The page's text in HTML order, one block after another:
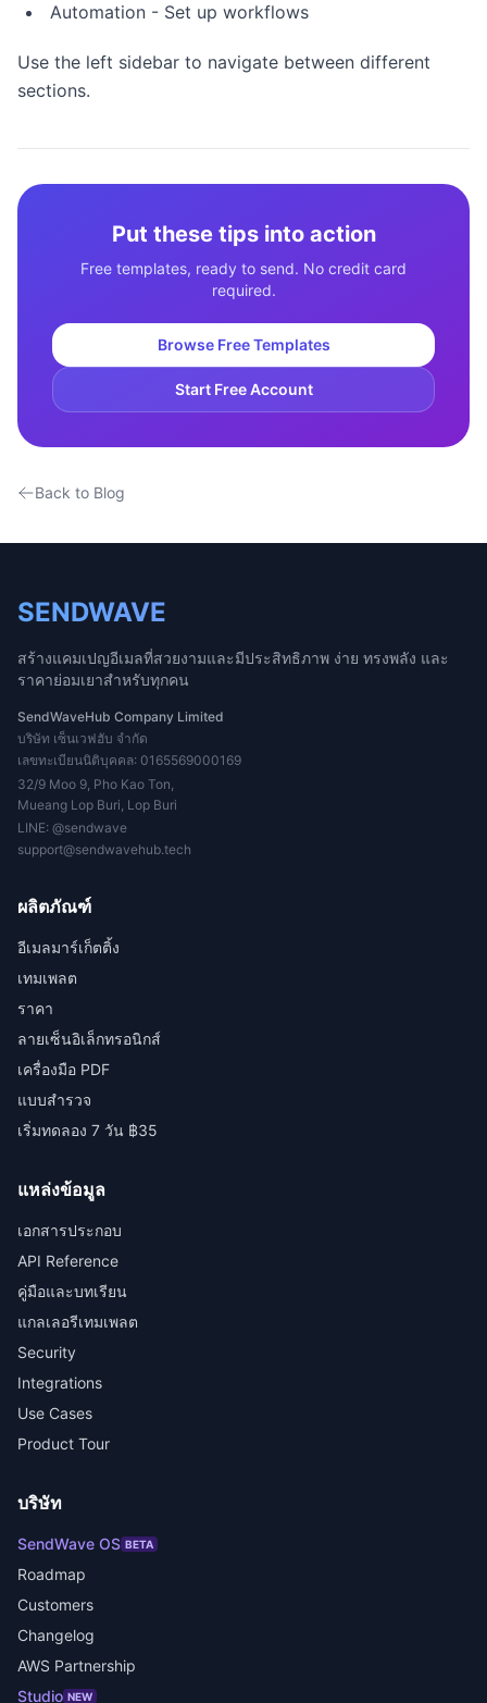
Automation - Set up workflows
Use the left sidebar to navigate between different
sections.
Put these tips into action
Free templates, ready to send. No credit card
required.
Browse Free Templates
Start Free Account
Back to Blog
SENDWAVE
สร้างแคมเปญอีเมลที่สวยงามและมีประสิทธิภาพ ง่าย ทรงพลัง และ
ราคาย่อมเยาสำหรับทุกคน
SendWaveHub Company Limited
บริษัท เซ็นเวฟฮับ จำกัด
เลขทะเบียนนิติบุคคล: 0165569000169
32/9 Moo 9, Pho Kao Ton,
Mueang Lop Buri, Lop Buri
LINE: @sendwave
support@sendwavehub.tech
ผลิตภัณฑ์
อีเมลมาร์เก็ตติ้ง
เทมเพลต
ราคา
ลายเซ็นอิเล็กทรอนิกส์
เครื่องมือ PDF
แบบสำรวจ
เริ่มทดลอง 7 วัน ฿35
แหล่งข้อมูล
เอกสารประกอบ
API Reference
คู่มือและบทเรียน
แกลเลอรีเทมเพลต
Security
Integrations
Use Cases
Product Tour
บริษัท
SendWave OS BETA
Roadmap
Customers
Changelog
AWS Partnership
Studio NEW